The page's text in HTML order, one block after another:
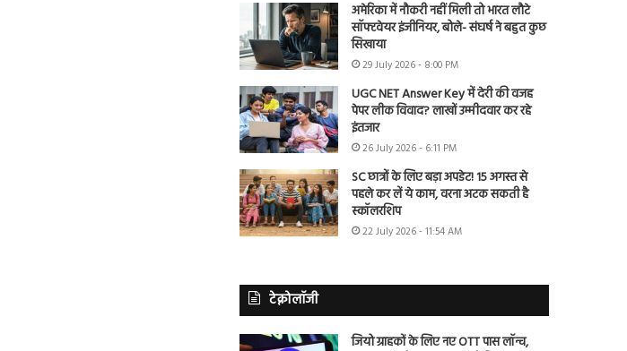
अमेरिका में नौकरी नहीं मिली तो भारत लौटे
सॉफ्टवेयर इंजीनियर, बोले- संघर्ष ने बहुत कुछ
सिखाया
29 July 2026 - 8:00 PM
UGC NET Answer Key में देरी की वजह
पेपर लीक विवाद? लाखों उम्मीदवार कर रहे
इंतजार
26 July 2026 - 6:11 PM
SC छात्रों के लिए बड़ा अपडेट! 15 अगस्त से
पहले कर लें ये काम, वरना अटक सकती है
स्कॉलरशिप
22 July 2026 - 11:54 AM
टेक्नोलॉजी
जियो ग्राहकों के लिए नए OTT पास लॉन्च,